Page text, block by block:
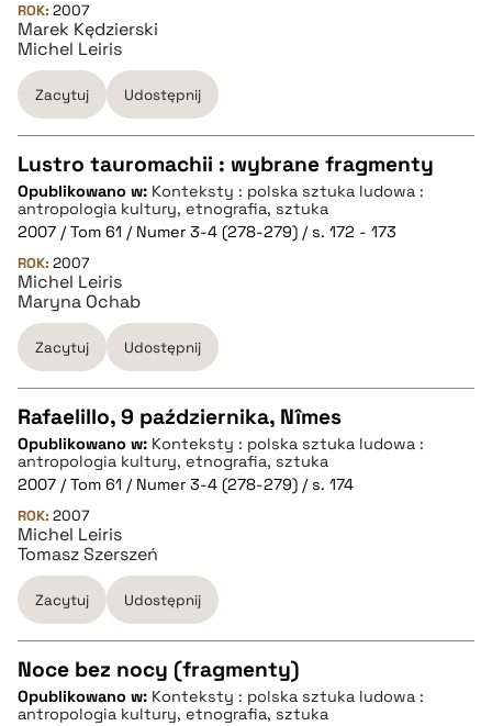
pobierz cytat
BIBTEX
ROK: 2007
Marek Kędzierski
Michel Leiris
Zacytuj Udostępnij
CZYSTY TEKST
pobierz cytat
BIBTEX
Lustro tauromachii : wybrane fragmenty
Opublikowano w: Konteksty : polska sztuka ludowa :
antropologia kultury, etnografia, sztuka
2007 / Tom 61 / Numer 3-4 (278-279) / s. 172 - 173
ROK: 2007
Michel Leiris
Maryna Ochab
Zacytuj Udostępnij
CZYSTY TEKST
pobierz cytat
BIBTEX
Rafaelillo, 9 października, Nîmes
Opublikowano w: Konteksty : polska sztuka ludowa :
antropologia kultury, etnografia, sztuka
2007 / Tom 61 / Numer 3-4 (278-279) / s. 174
ROK: 2007
Michel Leiris
Tomasz Szerszeń
Zacytuj Udostępnij
CZYSTY TEKST
Noce bez nocy (fragmenty)
Opublikowano w: Konteksty : polska sztuka ludowa :
antropologia kultury, etnografia, sztuka